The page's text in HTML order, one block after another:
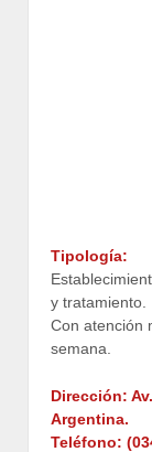
Tipología:
y tratamiento.
Con atención
semana.
Dirección:
Argentina.
Teléfono: